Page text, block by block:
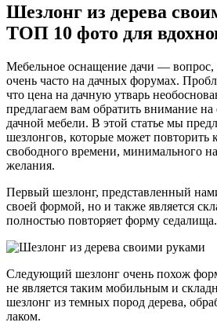
Шезлонг из дерева
ТОП 10 фото для
Мебельное оснащение дачи — вопрос,
очень часто на дачных форумах.
что цена на дачную утварь
предлагаем вам обратить внимание
дачной мебели. В этой статье мы
шезлонгов, которые может
свободного времени, минимального
желания.
Первый шезлонг, представленный
своей формой, но и также является
полностью повторяет форму седалища.
Следующий шезлонг очень похож
не является таким мобильным и
шезлонг из темных пород дерева,
лаком.